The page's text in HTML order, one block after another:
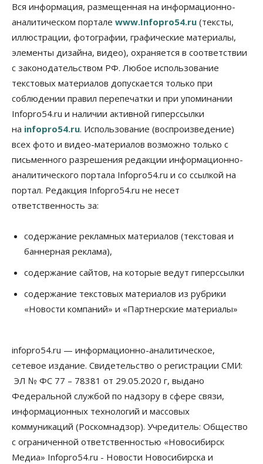
Вся информация, размещенная на информационно-
аналитическом портале www.Infopro54.ru (тексты,
иллюстрации, фотографии, графические материалы,
элементы дизайна, видео), охраняется в соответствии
с законодательством РФ. Любое использование
текстовых материалов допускается только при
соблюдении правил перепечатки и при упоминании
Infopro54.ru и наличии активной гиперссылки
на infopro54.ru. Использование (воспроизведение)
всех фото и видео-материалов возможно только с
письменного разрешения редакции информационно-
аналитического портала Infopro54.ru и со ссылкой на
портал. Редакция Infopro54.ru не несет
ответственность за:
содержание рекламных материалов (текстовая и
баннерная реклама),
содержание сайтов, на которые ведут гиперссылки
содержание текстовых материалов из рубрики
«Новости компаний» и «Партнерские материалы»
infopro54.ru — информационно-аналитическое,
сетевое издание. Свидетельство о регистрации СМИ:
ЭЛ № ФС 77 – 78381 от 29.05.2020 г, выдано
Федеральной службой по надзору в сфере связи,
информационных технологий и массовых
коммуникаций (Роскомнадзор). Учредитель: Общество
с ограниченной ответственностью «Новосибирск
Медиа» Infopro54.ru - Новости Новосибирска и